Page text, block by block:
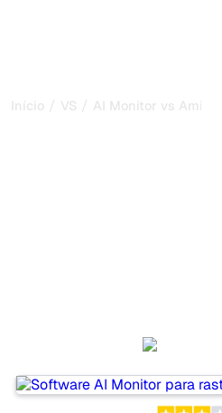
Início / VS / AI Monitor vs Amionai